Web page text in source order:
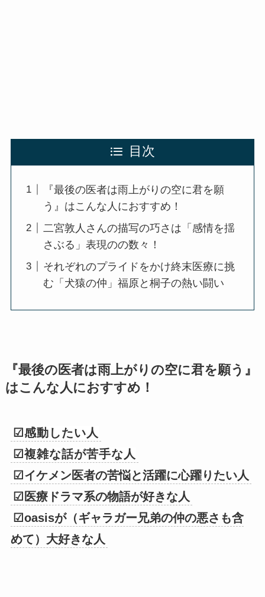
目次
『最後の医者は雨上がりの空に君を願
う』はこんな人におすすめ！
二宮敦人さんの描写の巧さは「感情を揺
さぶる」表現のの数々！
それぞれのプライドをかけ終末医療に挑
む「犬猿の仲」福原と桐子の熱い闘い
『最後の医者は雨上がりの空に君を願う』
はこんな人におすすめ！
☑感動したい人
☑複雑な話が苦手な人
☑ イケメン医者の苦悩と活躍に心躍りたい人
☑ 医療ドラマ系の物語が好きな人
☑oasisが（ギャラガー兄弟の仲の悪さも含
めて）大好きな人